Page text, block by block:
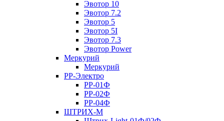
Эвотор 10
Эвотор 7.2
Эвотор 5
Эвотор 5I
Эвотор 7.3
Эвотор Power
Меркурий
Меркурий
РР-Электро
РР-01Ф
РР-02Ф
РР-04Ф
ШТРИХ-М